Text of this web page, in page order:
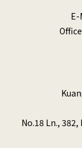
No.18 Ln.,